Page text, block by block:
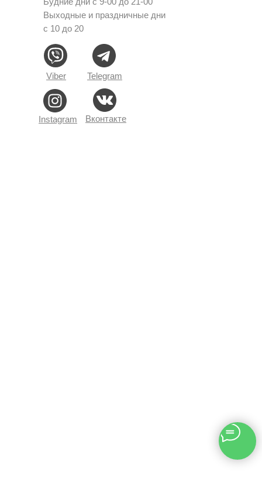
Выходные и праздничные дни
с 10 до 20
Telegram
Viber
Instagram Вконтакте